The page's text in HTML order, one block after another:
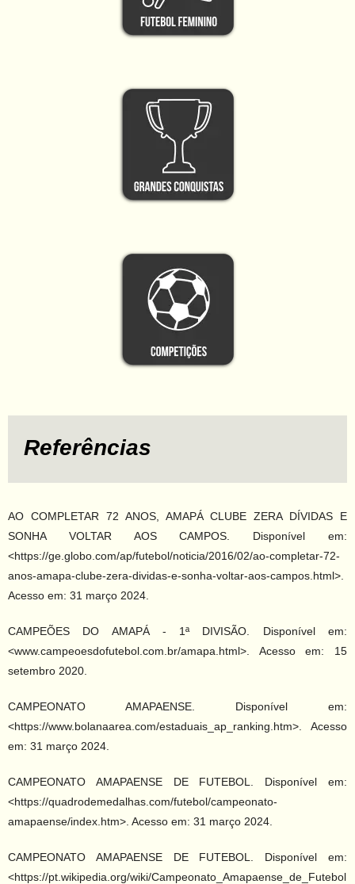
Referências
AO COMPLETAR 72 ANOS, AMAPÁ CLUBE ZERA DÍVIDAS E
SONHA VOLTAR AOS CAMPOS. Disponível em:
<https://ge.globo.com/ap/futebol/noticia/2016/02/ao-completar-72-
anos-amapa-clube-zera-dividas-e-sonha-voltar-aos-campos.html>.
Acesso em: 31 março 2024.
CAMPEÕES DO AMAPÁ - 1ª DIVISÃO. Disponível em:
<www.campeoesdofutebol.com.br/amapa.html>. Acesso em: 15
setembro 2020.
CAMPEONATO AMAPAENSE. Disponível em:
<https://www.bolanaarea.com/estaduais_ap_ranking.htm>. Acesso
em: 31 março 2024.
CAMPEONATO AMAPAENSE DE FUTEBOL. Disponível em:
<https://quadrodemedalhas.com/futebol/campeonato-
amapaense/index.htm>. Acesso em: 31 março 2024.
CAMPEONATO AMAPAENSE DE FUTEBOL. Disponível em:
<https://pt.wikipedia.org/wiki/Campeonato_Amapaense_de_Futebol